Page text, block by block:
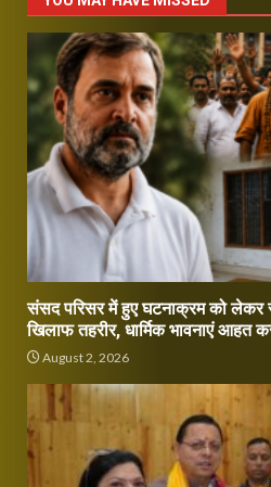
संसद परिसर में हुए घटनाक्रम को लेकर
खिलाफ तहरीर, धार्मिक भावनाएं आहत
August 2, 2026